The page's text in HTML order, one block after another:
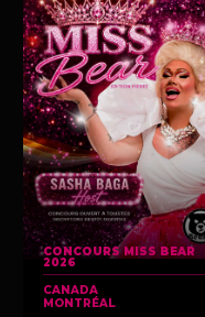
CONCOURS MISS BEAR
2026
CANADA
MONTRÉAL